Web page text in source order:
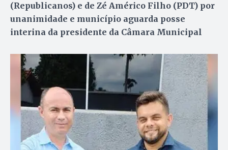
(Republicanos) e de Zé Américo Filho (PDT) por
unanimidade e município aguarda posse
interina da presidente da Câmara Municipal